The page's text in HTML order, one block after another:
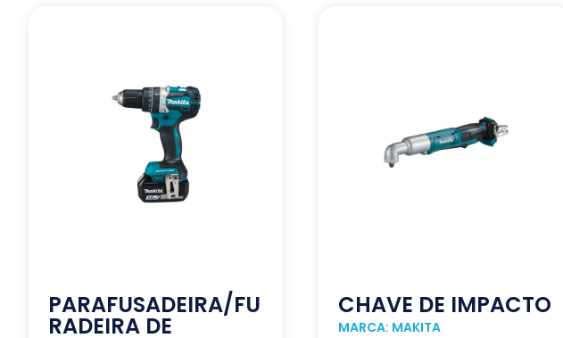
PARAFUSADEIRA/FU
RADEIRA DE
CHAVE DE IMPACTO
MARCA: MAKITA